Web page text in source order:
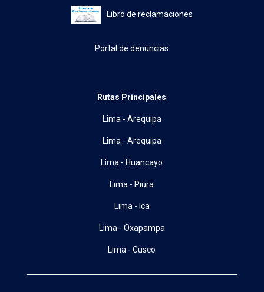
Libro de reclamaciones
Portal de denuncias
Rutas Principales
Lima - Arequipa
Lima - Arequipa
Lima - Huancayo
Lima - Piura
Lima - Ica
Lima - Oxapampa
Lima - Cusco